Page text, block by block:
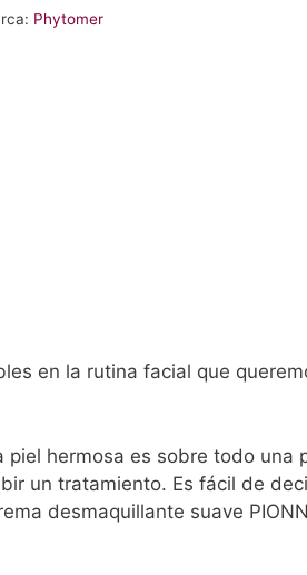
Phytomer
en la rutina facial que
piel hermosa es sobre todo una
un tratamiento. Es fácil de
desmaquillante suave